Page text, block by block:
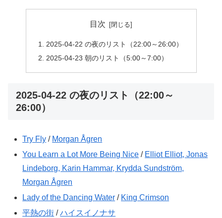
目次
2025-04-22 の夜のリスト（22:00～26:00）
2025-04-23 朝のリスト（5:00～7:00）
2025-04-22 の夜のリスト（22:00～
26:00）
Try Fly / Morgan Ågren
You Learn a Lot More Being Nice / Elliot Elliot, Jonas
Lindeborg, Karin Hammar, Krydda Sundström,
Morgan Ågren
Lady of the Dancing Water / King Crimson
平熱の街 /ハイスイノナサ